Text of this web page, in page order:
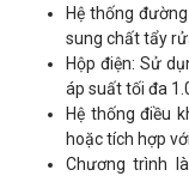
Hệ thống
sung chất tẩy
Hộp điện: Sử
áp suất tối đa
Hệ thống điều
hoặc tích hợp
Chương trình